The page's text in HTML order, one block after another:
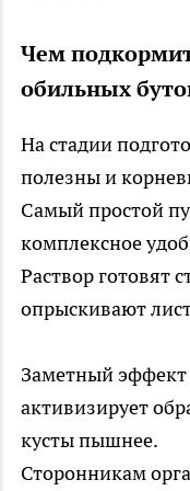
Чем
обильных
На стадии
полезны и
Самый простой
комплексное
Раствор готовят
опрыскивают
Заметный
активизирует
кусты пышнее.
Сторонникам